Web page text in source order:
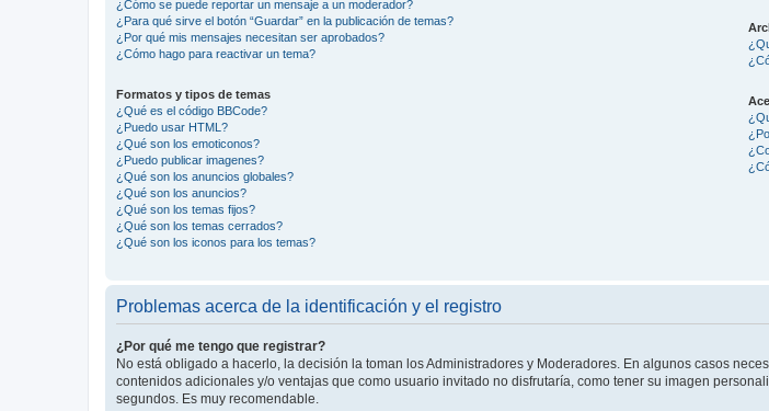
¿Cómo se puede reportar un mensaje a un moderador?
¿Para qué sirve el botón “Guardar” en la publicación de temas?
¿Por qué mis mensajes necesitan ser aprobados?
¿Cómo hago para reactivar un tema?
Formatos y tipos de temas
¿Qué es el código BBCode?
¿Puedo usar HTML?
¿Qué son los emoticonos?
¿Puedo publicar imagenes?
¿Qué son los anuncios globales?
¿Qué son los anuncios?
¿Qué son los temas fijos?
¿Qué son los temas cerrados?
¿Qué son los iconos para los temas?
Problemas acerca de la identificación y el registro
¿Por qué me tengo que registrar?
No está obligado a hacerlo, la decisión la toman los Administradores y Moderadores. En algunos casos
contenidos adicionales y/o ventajas que como usuario invitado no disfrutaría, como tener su imagen
segundos. Es muy recomendable.